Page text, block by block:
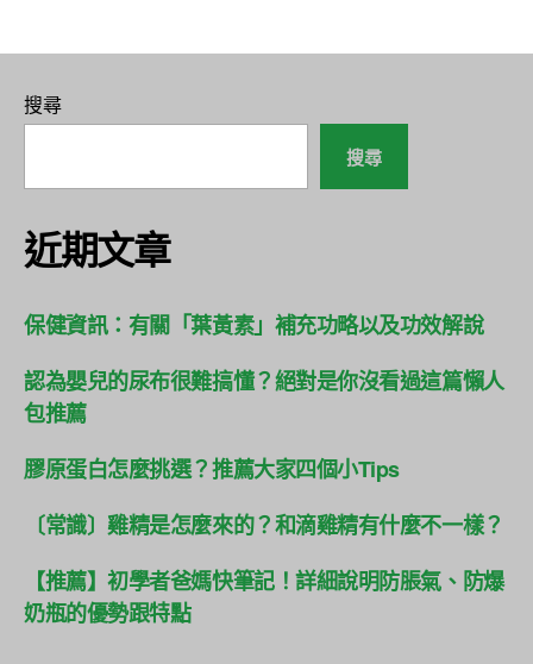
搜尋
搜尋
近期文章
保健資訊：有關「葉黃素」補充功略以及功效解說
認為嬰兒的尿布很難搞懂？絕對是你沒看過這篇懶人
包推薦
膠原蛋白怎麼挑選？推薦大家四個小Tips
〔常識〕雞精是怎麼來的？和滴雞精有什麼不一樣？
【推薦】初學者爸媽快筆記！詳細說明防脹氣、防爆
奶瓶的優勢跟特點